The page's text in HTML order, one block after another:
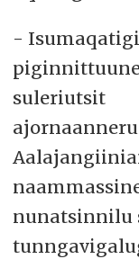
-
suleriutsit
nunatsinnilu